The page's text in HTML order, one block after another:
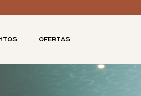
OFERTAS